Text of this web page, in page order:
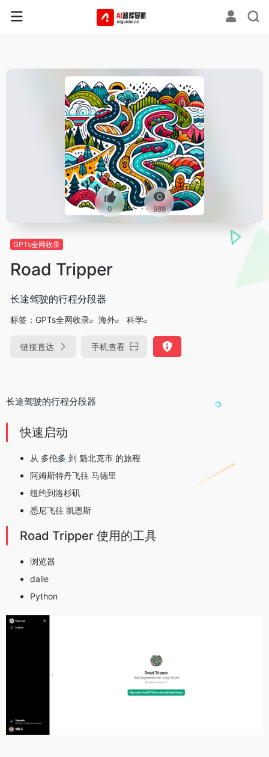
0 989
GPTs全网收录
Road Tripper
长途驾驶的行程分段器
标签： GPTs全网收录 海外 科学
链接直达 手机查看
长途驾驶的行程分段器
快速启动
从 多伦多 到 魁北克市 的旅程
阿姆斯特丹飞往 马德里
纽约到洛杉矶
悉尼飞往 凯恩斯
Road Tripper 使用的工具
浏览器
dalle
Python